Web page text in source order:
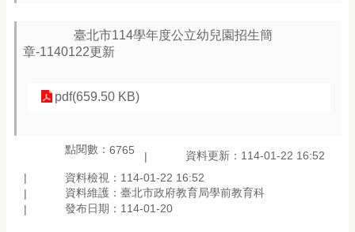
臺北市114學年度公立幼兒園招生簡
章-1140122更新
pdf(659.50 KB)
點閱數： 6765
資料更新：114-01-22 16:52
資料檢視：114-01-22 16:52
資料維護：臺北市政府教育局學前教育科
發布日期：114-01-20